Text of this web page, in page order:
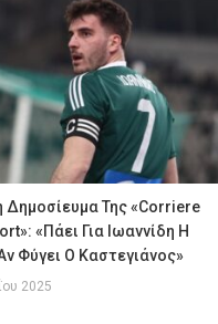
Δημοσίευμα Της «Corriere
«Πάει Για Ιωαννίδη Η
Φύγει Ο Καστεγιάνος»
2025